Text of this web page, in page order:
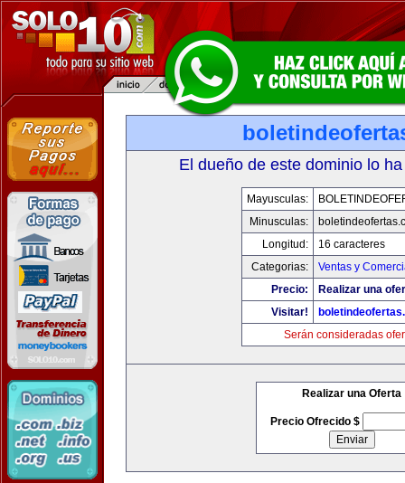
El dueño de este dominio lo
Mayusculas:
Minusculas:
Longitud:
16 caracteres
Categorias:
Ventas y
Precio:
Realizar una
Visitar!
Serán consideradas
Realizar una Oferta
Precio Ofrecido $